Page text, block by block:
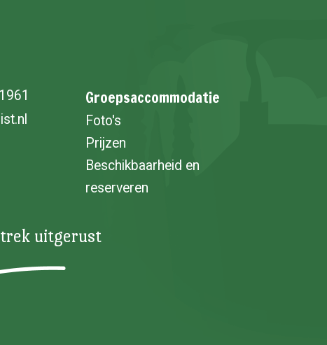
Groepsaccommodatie
Foto's
Prijzen
Beschikbaarheid en
reserveren
uitgerust